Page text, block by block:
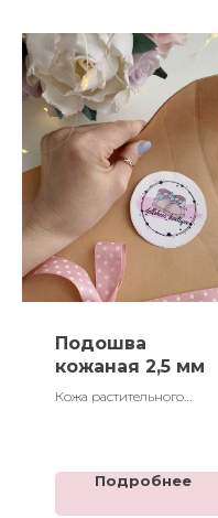
Подошва
кожаная 2,5 мм
Кожа растительного
Подробнее